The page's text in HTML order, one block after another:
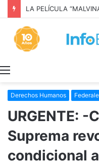
Derechos Humanos
URGENTE: -
Suprema
condicional